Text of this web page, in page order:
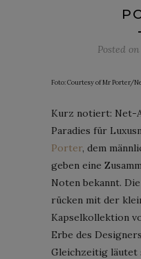
Posted on
Foto: Courtesy of Mr Porter/
Kurz notiert: Net-
Paradies für
Porter, dem
geben eine
Noten bekannt.
rücken mit der
Kapselkollektion
Erbe des
Gleichzeitig läutet